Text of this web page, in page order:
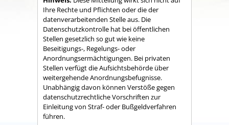
Ihre Rechte und Pflichten oder die der
datenverarbeitenden Stelle aus. Die
Datenschutzkontrolle hat bei öffentlichen
Stellen gesetzlich so gut wie keine
Beseitigungs-, Regelungs- oder
Anordnungsermächtigungen. Bei privaten
Stellen verfügt die Aufsichtsbehörde über
weitergehende Anordnungsbefugnisse.
Unabhängig davon können Verstöße gegen
datenschutzrechtliche Vorschriften zur
Einleitung von Straf- oder Bußgeldverfahren
führen.